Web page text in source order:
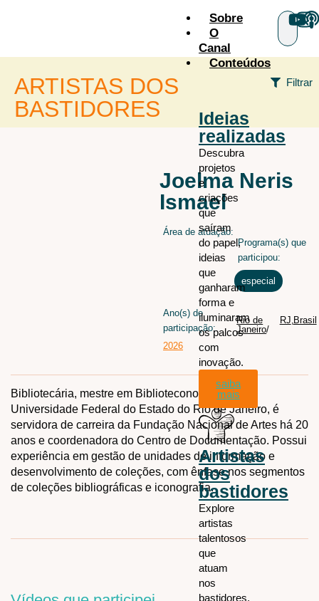
Sobre
O
Canal
Conteúdos
Ideias
realizadas
Descubra
projetos
e
criações
que
saíram
do papel,
ideias
que
ganharam
forma e
iluminaram
os palcos
com
inovação.
saiba
mais
Artistas
dos
bastidores
Explore
artistas
talentosos
que
atuam
nos
bastidores,
ARTISTAS DOS
BASTIDORES
Filtrar
todos os
artistas
Joelma Neris
Ismael
Área de atuação:
Programa(s) que
participou:
especial
Rio de
Janeiro/
RJ,Brasil
Ano(s) de
participação:
2026
Bibliotecária, mestre em Biblioteconomia pela
Universidade Federal do Estado do Rio de Janeiro, é
servidora de carreira da Fundação Nacional de Artes há 20
anos e coordenadora do Centro de Documentação. Possui
experiência em gestão de unidades de informação e
desenvolvimento de coleções, com ênfase nos segmentos
de coleções bibliográficas e iconografia.